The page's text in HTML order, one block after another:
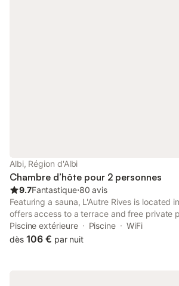
Albi, Région d'Albi
Chambre d’hôte pour 2 personnes
9.7Fantastique⋅80 avis
Featuring a sauna, L'Autre Rives is located
offers access to a terrace and free private
property features a seasonal outdoor pool,
and fitness centre.
Piscine extérieure Piscine
WiFi
dès 106 € par nuit